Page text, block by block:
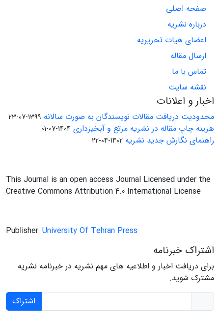
صفحه اصلی
درباره نشریه
اعضای هیات تحریریه
ارسال مقاله
تماس با ما
نقشه سایت
اخبار و اعلانات
محدودیت دریافت مقالات نویسندگان به صورت سالانه 1399-07-23
هزینه چاپ مقاله در نشریه مرتع و آبخیزداری 1404-07-01
راهنمای نگارش جدید نشریه 1402-04-22
This Journal is an open access Journal Licensed under the
Creative Commons Attribution 4.0 International License
Publisher: University Of Tehran Press
اشتراک خبرنامه
برای دریافت اخبار و اطلاعیه های مهم نشریه در خبرنامه نشریه
مشترک شوید.
اشتراک